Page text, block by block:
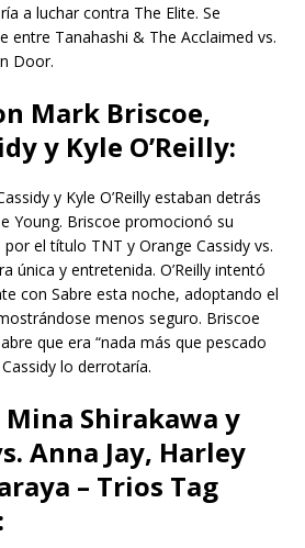
a luchar contra The Elite. Se
entre Tanahashi & The Acclaimed vs.
Door.
Mark Briscoe,
y Kyle O’Reilly:
y Kyle O’Reilly estaban detrás
Young. Briscoe promocionó su
el título TNT y Orange Cassidy vs.
única y entretenida. O’Reilly intentó
con Sabre esta noche, adoptando el
menos seguro. Briscoe
que era “nada más que pescado
lo derrotaría.
Shirakawa y
Anna Jay, Harley
– Trios Tag